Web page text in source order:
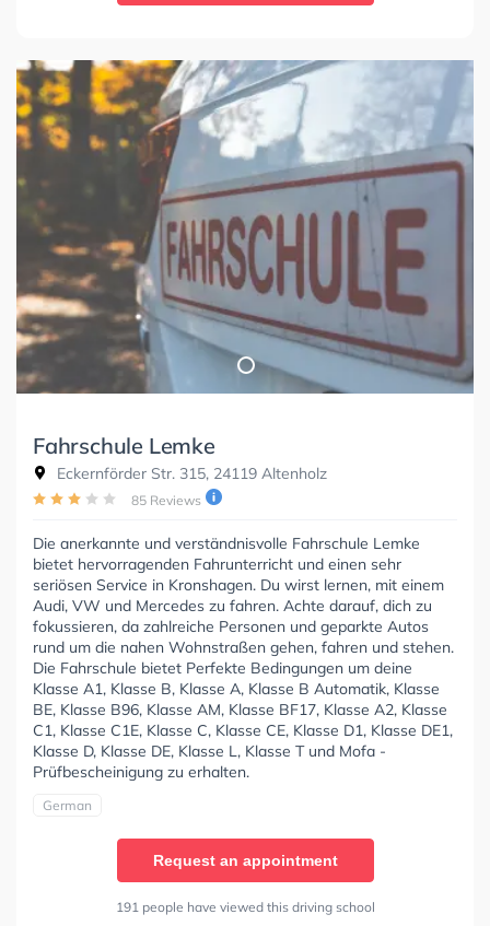
Fahrschule Lemke
Eckernförder Str. 315, 24119 Altenholz
85 Reviews
Die anerkannte und verständnisvolle Fahrschule Lemke
bietet hervorragenden Fahrunterricht und einen sehr
seriösen Service in Kronshagen. Du wirst lernen, mit einem
Audi, VW und Mercedes zu fahren. Achte darauf, dich zu
fokussieren, da zahlreiche Personen und geparkte Autos
rund um die nahen Wohnstraßen gehen, fahren und stehen.
Die Fahrschule bietet Perfekte Bedingungen um deine
Klasse A1, Klasse B, Klasse A, Klasse B Automatik, Klasse
BE, Klasse B96, Klasse AM, Klasse BF17, Klasse A2, Klasse
C1, Klasse C1E, Klasse C, Klasse CE, Klasse D1, Klasse DE1,
Klasse D, Klasse DE, Klasse L, Klasse T und Mofa -
Prüfbescheinigung zu erhalten.
German
Request an appointment
191 people have viewed this driving school